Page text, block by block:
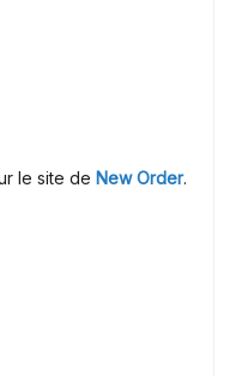
le site de New Order.